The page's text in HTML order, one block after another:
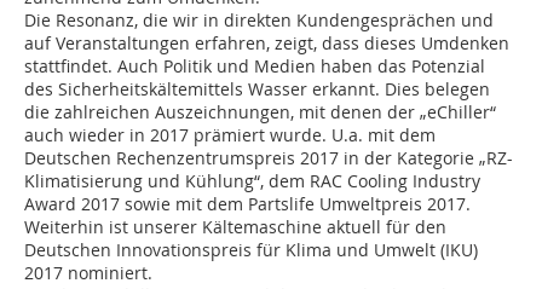
Die Resonanz, die wir in direkten Kundengesprächen und
auf Veranstaltungen erfahren, zeigt, dass dieses Umdenken
stattfindet. Auch Politik und Medien haben das Potenzial
des Sicherheitskältemittels Wasser erkannt. Dies belegen
die zahlreichen Auszeichnungen, mit denen der „eChiller“
auch wieder in 2017 prämiert wurde. U.a. mit dem
Deutschen Rechenzentrumspreis 2017 in der Kategorie „RZ-
Klimatisierung und Kühlung“, dem RAC Cooling Industry
Award 2017 sowie mit dem Partslife Umweltpreis 2017.
Weiterhin ist unserer Kältemaschine aktuell für den
Deutschen Innovationspreis für Klima und Umwelt (IKU)
2017 nominiert.